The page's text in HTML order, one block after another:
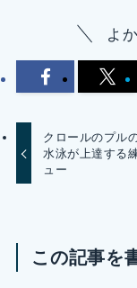
よ
クロールのプル
水泳が上達する
ュー
この記事を